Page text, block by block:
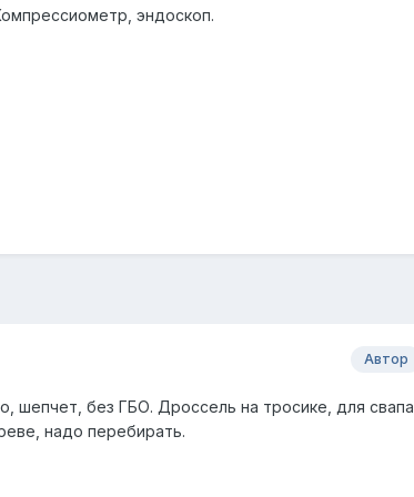
эндоскоп.
Автор
шепчет, без ГБО. Дроссель на тросике, для свапа
надо перебирать.